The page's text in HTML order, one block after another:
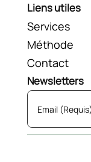
Liens utiles
Services
Méthode
Contact
Newsletters